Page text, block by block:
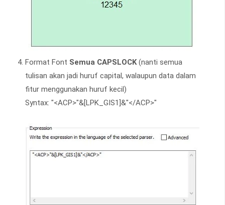
Format Font Semua CAPSLOCK(nanti semua
tulisan akan jadi huruf capital, walaupun data dalam
fitur menggunakan huruf kecil)
Syntax: "<ACP>"&[LPK_GIS1]&"</ACP>"